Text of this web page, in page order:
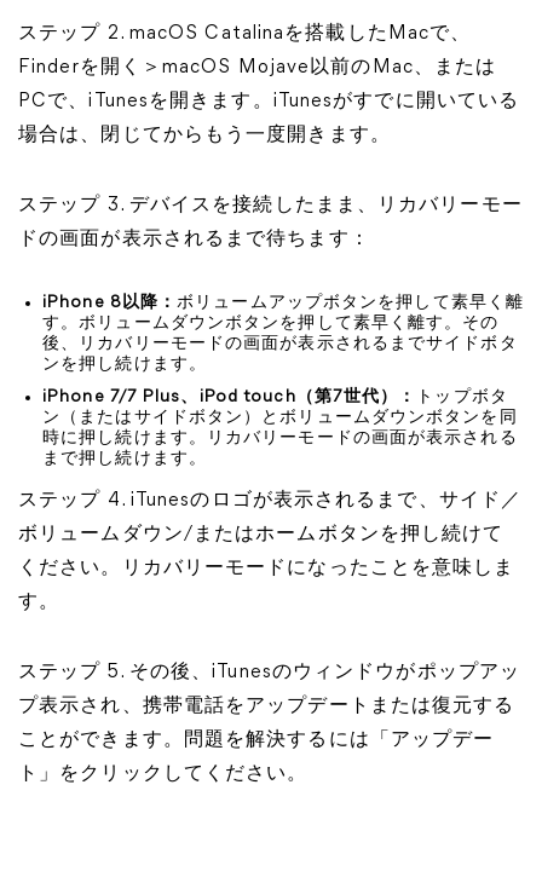
ステップ 2. macOS Catalinaを搭載したMacで、
Finderを開く＞macOS Mojave以前のMac、または
PCで、iTunesを開きます。iTunesがすでに開いている
場合は、閉じてからもう一度開きます。
ステップ 3. デバイスを接続したまま、リカバリーモー
ドの画面が表示されるまで待ちます：
iPhone 8以降：ボリュームアップボタンを押して素早く離
す。ボリュームダウンボタンを押して素早く離す。その
後、リカバリーモードの画面が表示されるまでサイドボタ
ンを押し続けます。
iPhone 7/7 Plus、iPod touch（第7世代）：
トップボタ
ン（またはサイドボタン）とボリュームダウンボタンを同
時に押し続けます。リカバリーモードの画面が表示される
まで押し続けます。
ステップ 4. iTunesのロゴが表示されるまで、サイド／
ボリュームダウン/またはホームボタンを押し続けて
ください。リカバリーモードになったことを意味しま
す。
ステップ 5. その後、iTunesのウィンドウがポップアッ
プ表示され、携帯電話をアップデートまたは復元する
ことができます。問題を解決するには「アップデー
ト」をクリックしてください。